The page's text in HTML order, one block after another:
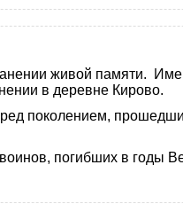
живой памяти.
в деревне Кирово.
поколением,
погибших в годы